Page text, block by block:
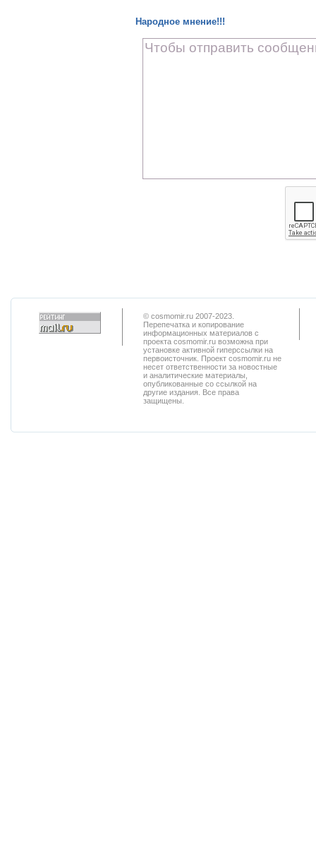
Народное мнение!!!
© cosmomir.ru 2007-2023.
Перепечатка и копирование
информационных материалов с
проекта cosmomir.ru возможна при
установке активной гиперссылки на
первоисточник. Проект cosmomir.ru не
несет ответственности за новостные
и аналитические материалы,
опубликованные со ссылкой на
другие издания. Все права
защищены.